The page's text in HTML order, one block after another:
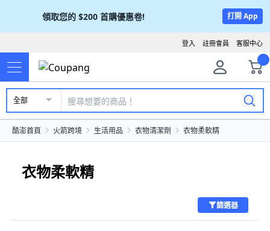
領取您的 $200 首購優惠卷! 打開 App
客服中心
註冊會員
登入
全部
酷澎首頁 火箭跨境 生活用品 衣物清潔劑 衣物柔軟精
衣物柔軟精
篩選器